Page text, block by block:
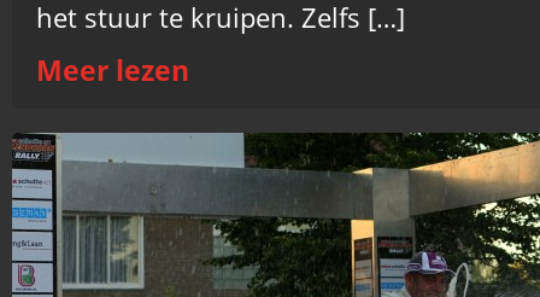
het stuur te kruipen. Zelfs […]
Meer lezen